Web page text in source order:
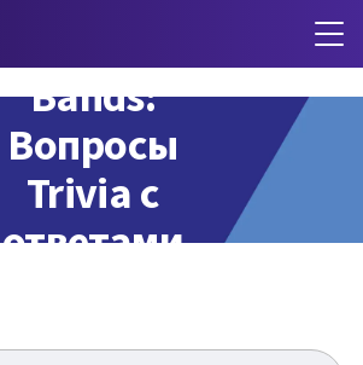
Bands:
Вопросы
Trivia с
ответами